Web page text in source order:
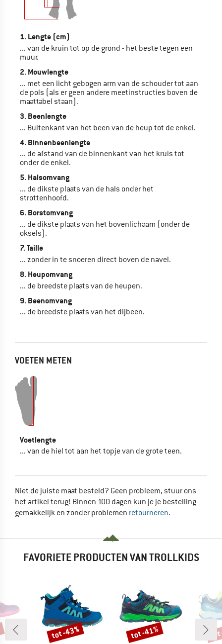
1. Lengte (cm)
... van de kruin tot op de grond - het beste tegen een
muur.
2. Mouwlengte
... met een licht gebogen arm van de schouder tot aan
de pols (als er geen andere meetinstructies boven de
maattabel staan).
3. Beenlengte
... Buitenkant van het been van de heup tot de enkel.
4. Binnenbeenlengte
... de afstand van de binnenkant van het kruis tot
onder de enkel.
5. Halsomvang
... de dikste plaats van de hals onder het
strottenhoofd.
6. Borstomvang
... de dikste plaats van het bovenlichaam (onder de
oksels).
7. Taille
... zonder in te snoeren direct boven de navel.
8. Heupomvang
... de breedste plaats van de heupen.
9. Beenomvang
... de breedste plaats van het dijbeen.
VOETEN METEN
Voetlengte
... van de hiel tot aan het topje van de grote teen.
Niet de juiste maat besteld? Geen probleem, stuur ons
het artikel terug! Binnen 100 dagen kun je je bestelling
gemakkelijk en zonder problemen retourneren.
FAVORIETE PRODUCTEN VAN TROLLKIDS
Korting
tot -43% Korting
tot -41%